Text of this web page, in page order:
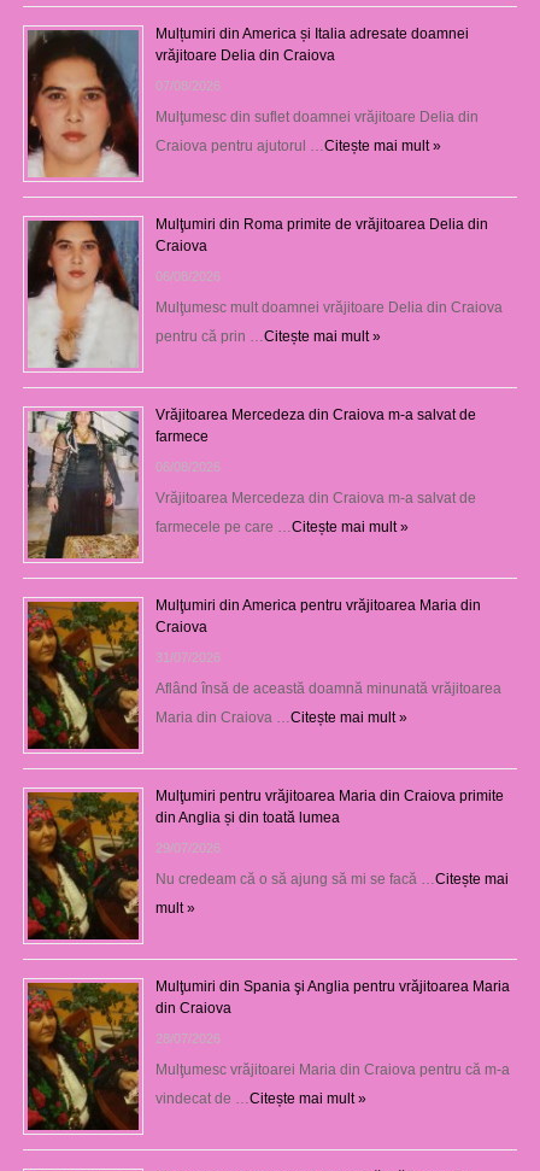
Mulțumiri din America și Italia adresate doamnei
vrăjitoare Delia din Craiova
07/08/2026
Mulţumesc din suflet doamnei vrăjitoare Delia din
Craiova pentru ajutorul … Citește mai mult »
Mulţumiri din Roma primite de vrăjitoarea Delia din
Craiova
06/08/2026
Mulţumesc mult doamnei vrăjitoare Delia din Craiova
pentru că prin … Citește mai mult »
Vrăjitoarea Mercedeza din Craiova m-a salvat de
farmece
06/08/2026
Vrăjitoarea Mercedeza din Craiova m-a salvat de
farmecele pe care … Citește mai mult »
Mulţumiri din America pentru vrăjitoarea Maria din
Craiova
31/07/2026
Aflând însă de această doamnă minunată vrăjitoarea
Maria din Craiova … Citește mai mult »
Mulţumiri pentru vrăjitoarea Maria din Craiova primite
din Anglia și din toată lumea
29/07/2026
Nu credeam că o să ajung să mi se facă … Citește mai
mult »
Mulţumiri din Spania şi Anglia pentru vrăjitoarea Maria
din Craiova
28/07/2026
Mulţumesc vrăjitoarei Maria din Craiova pentru că m-a
vindecat de … Citește mai mult »